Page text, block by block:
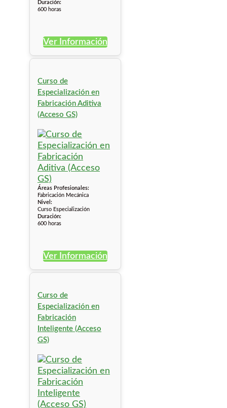
Duración:
600 horas
Ver Información
Curso de
Especialización en
Fabricación Aditiva
(Acceso GS)
Áreas Profesionales:
Fabricación Mecánica
Nivel:
Curso Especialización
Duración:
600 horas
Ver Información
Curso de
Especialización en
Fabricación
Inteligente (Acceso
GS)